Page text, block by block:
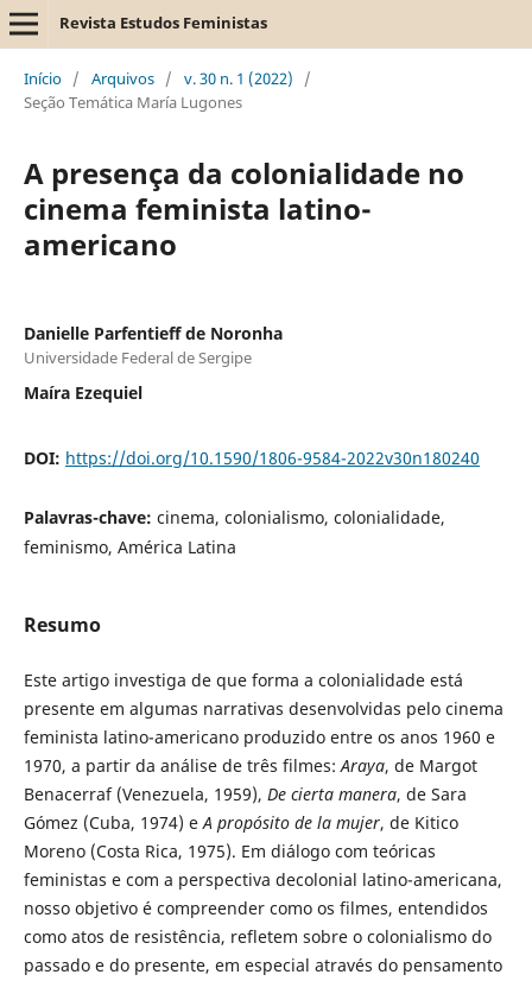
Revista Estudos Feministas
Início / Arquivos / v. 30 n. 1 (2022)
/
Seção Temática María Lugones
A presença da colonialidade no
cinema feminista latino-
americano
Danielle Parfentieff de Noronha
Universidade Federal de Sergipe
Maíra Ezequiel
DOI: https://doi.org/10.1590/1806-9584-2022v30n180240
Palavras-chave: cinema, colonialismo, colonialidade,
feminismo, América Latina
Resumo
Este artigo investiga de que forma a colonialidade está
presente em algumas narrativas desenvolvidas pelo cinema
feminista latino-americano produzido entre os anos 1960 e
1970, a partir da análise de três filmes:Araya, de Margot
Benacerraf (Venezuela, 1959), De cierta manera, de Sara
Gómez (Cuba, 1974) eA propósito de la mujer, de Kitico
Moreno (Costa Rica, 1975). Em diálogo com teóricas
feministas e com a perspectiva decolonial latino-americana,
nosso objetivo é compreender como os filmes, entendidos
como atos de resistência, refletem sobre o colonialismo do
passado e do presente, em especial através do pensamento